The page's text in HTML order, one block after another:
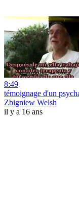
8:49
témoignage d'un
Zbigniew Welsh
il y a 16 ans